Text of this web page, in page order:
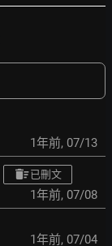
1年前, 07/13
已刪文
1年前, 07/08
1年前, 07/04